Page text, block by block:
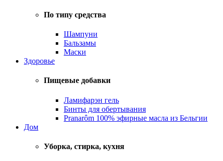
По типу средства
Шампуни
Бальзамы
Маски
Здоровье
Пищевые добавки
Ламифарэн гель
Бинты для обертывания
Pranarôm 100% эфирные масла из Бельгии
Дом
Уборка, стирка, кухня